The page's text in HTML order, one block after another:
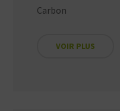
Carbon
VOIR PLUS